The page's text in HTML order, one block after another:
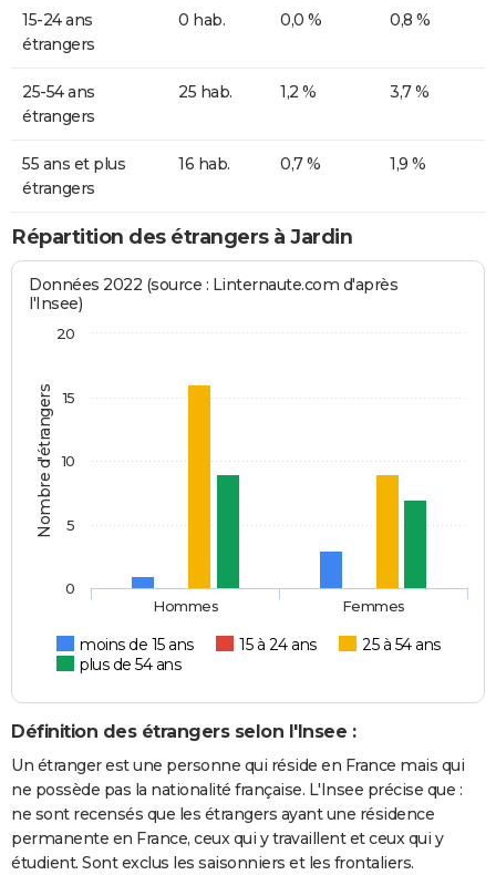
15-24 ans
étrangers
0 hab. 0,0 % 0,8 %
25-54 ans
étrangers
25 hab. 1,2 % 3,7 %
55 ans et plus
étrangers
16 hab. 0,7 % 1,9 %
Répartition des étrangers à Jardin
Nombre d'étrangers
Données 2022 (source : Linternaute.com d'après
l'Insee)
moins de 15 ans 15 à 24 ans
25 à 54 ans
plus de 54 ans
Hommes Femmes
0
5
10
15
20
Définition des étrangers selon l'Insee :
Un étranger est une personne qui réside en France mais qui
ne possède pas la nationalité française. L'Insee précise que :
ne sont recensés que les étrangers ayant une résidence
permanente en France, ceux qui y travaillent et ceux qui y
étudient. Sont exclus les saisonniers et les frontaliers.